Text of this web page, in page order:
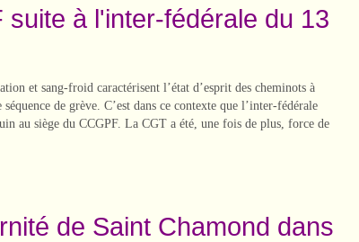
suite à l'inter-fédérale du 13
et sang-froid caractérisent l’état d’esprit des cheminots à
séquence de grève. C’est dans ce contexte que l’inter-fédérale
au siège du CCGPF. La CGT a été, une fois de plus, force de
de Saint Chamond dans